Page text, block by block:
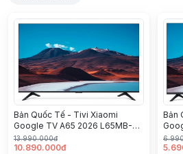
Bản Quốc Tế - Tivi Xiaomi
Google TV A65 2026 L65MB-
ASEA
13.990.000đ
10.890.000đ
Bản